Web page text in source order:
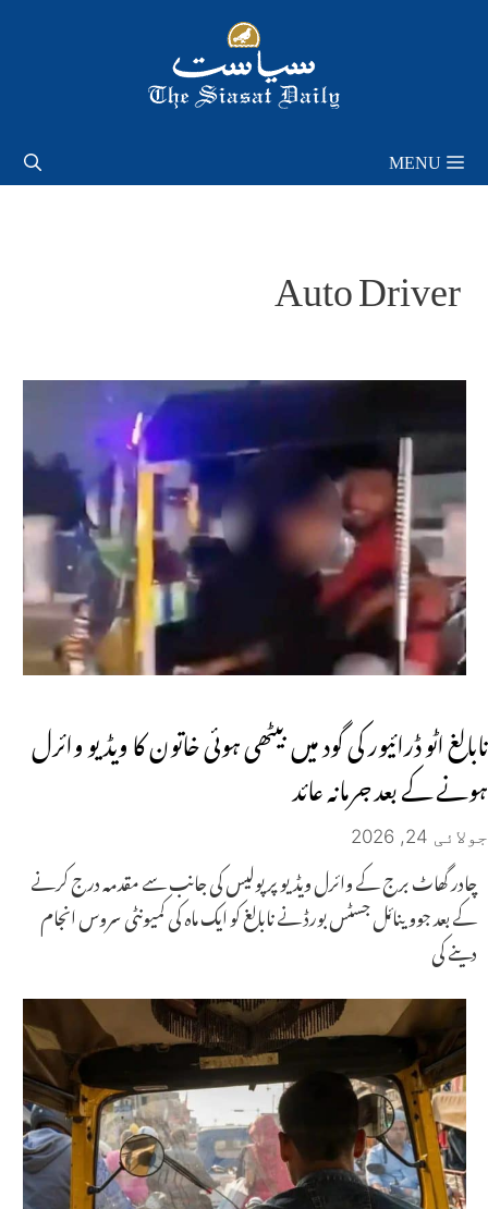
MENU
Auto Driver
نابالغ اٹو ڈرائیور کی گود میں بیٹھی ہوئی خاتون کا ویڈیو وائرل
ہونے کے بعد جرمانہ عائد
جولائی 24, 2026
چادر گھاٹ برج کے وائرل ویڈیو پر پولیس کی جانب سے مقدمہ درج کرنے
کے بعد جووینائل جسٹس بورڈ نے نابالغ کو ایک ماہ کی کمیونٹی سروس انجام
دینے کی